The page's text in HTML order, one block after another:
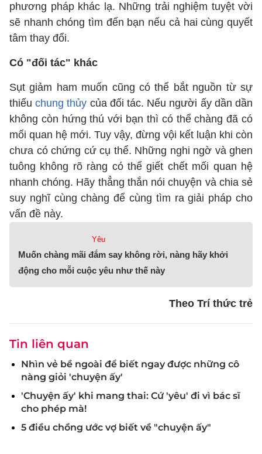
phương pháp khác lạ. Những trải nghiệm tuyệt vời
sẽ nhanh chóng tìm đến bạn nếu cả hai cùng quyết
tâm thay đổi.
Có "đối tác" khác
Sụt giảm ham muốn cũng có thể bắt nguồn từ sự
thiếuchung thủy của đối tác. Nếu người ấy dần dần
không còn hứng thú với bạn thì có thể chàng đã có
mối quan hệ mới. Tuy vậy, đừng vội kết luận khi còn
chưa có chứng cứ cụ thể. Những nghi ngờ và ghen
tuông không rõ ràng có thể giết chết mối quan hệ
nhanh chóng. Hãy thẳng thắn nói chuyện và chia sẻ
suy nghĩ cùng chàng để cùng tìm ra giải pháp cho
vấn đề này.
Yêu
Muốn chàng mãi đắm say không rời, nàng hãy khởi
động cho mỗi cuộc yêu như thế này
Theo Trí thức trẻ
Tin liên quan
Nhìn vẻ bề ngoài để biết ngay được những cô
nàng giỏi 'chuyện ấy'
'Chuyện ấy' khi mang thai: Cứ 'yêu' đi vì bác sĩ
cho phép mà!
5 điều chồng ước vợ biết về "chuyện ấy"